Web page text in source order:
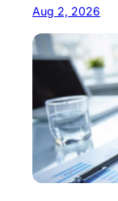
Aug 2, 2026